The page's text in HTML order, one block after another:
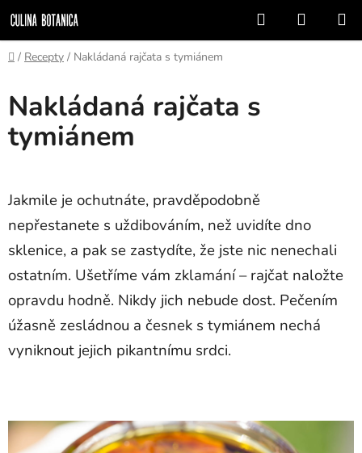
na
obsah
Hledat
KOŠÍK
Domů
/ Recepty / Nakládaná rajčata s tymiánem
Nakládaná rajčata s
tymiánem
Jakmile je ochutnáte, pravděpodobně
nepřestanete s uždibováním, než uvidíte dno
sklenice, a pak se zastydíte, že jste nic nenechali
ostatním. Ušetříme vám zklamání – rajčat naložte
opravdu hodně. Nikdy jich nebude dost. Pečením
úžasně zesládnou a česnek s tymiánem nechá
vyniknout jejich pikantnímu srdci.